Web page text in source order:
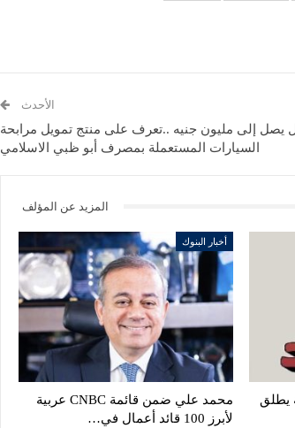
الأحدث
يصل إلى مليون جنيه ..تعرف على منتج تمويل مرابحة
السيارات المستعملة بمصرف أبو ظبي الاسلامي
المزيد عن المؤلف
يطلق
أخبار البنوك
محمد علي ضمن قائمة CNBC عربية
لأبرز 100 قائد أعمال في…